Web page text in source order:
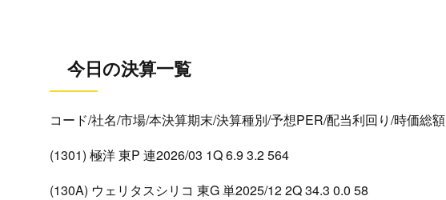
今日の決算一覧
コード/社名/市場/本決算期末/決算種別/予想PER/配当利回り/時価総額
(1301) 極洋 東P 連2026/03 1Q 6.9 3.2 564
(130A) ウェリタスシリコ 東G 単2025/12 2Q 34.3 0.0 58